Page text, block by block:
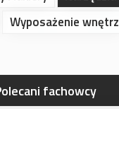
Wyposażenie wnętrz
fachowcy